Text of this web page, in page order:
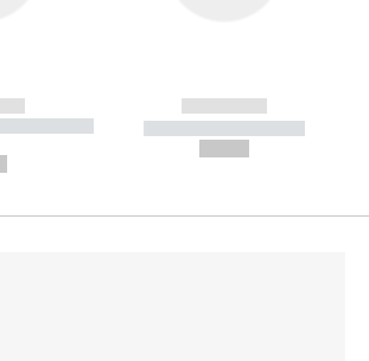
--------
------------
----------- -----------